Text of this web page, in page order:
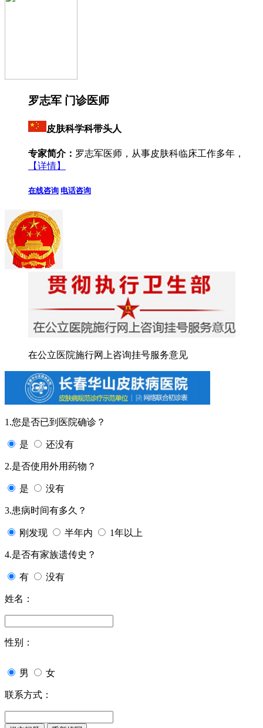
罗志军 门诊医师
皮肤科学科带头人
专家简介： 罗志军医师，从事皮肤科临床工作多年，
【详情】
在线咨询 电话咨询
在公立医院施行网上咨询挂号服务意见
1.您是否已到医院确诊？
是 还没有
2.是否使用外用药物？
是 没有
3.患病时间有多久？
刚发现 半年内 1年以上
4.是否有家族遗传史？
有 没有
姓名：
性别：
男 女
联系方式：